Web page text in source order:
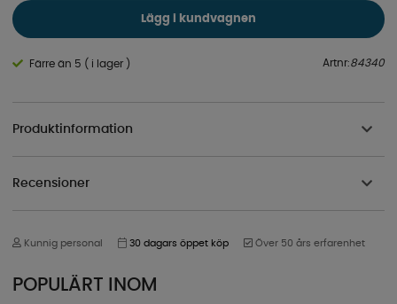
Lägg i kundvagnen
Färre än 5 ( i lager ) Artnr:84340
Produktinformation
Recensioner
Kunnig personal 30 dagars öppet köp Över 50 års erfarenhet
POPULÄRT INOM